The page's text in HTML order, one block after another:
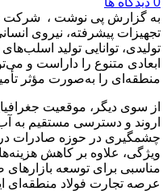
به گزارش پی نوشت ، شرکت
تجهیزات پیشرفته، نیروی
تولیدی، توانایی تولید
ابعادی متنوع را داراست و
منطقه‌ای را به‌صورت مؤثر
از سوی دیگر، موقعیت
اروند و دسترسی مستقیم به
چشمگیری در حوزه صادرات
ویژگی، علاوه بر کاهش
مناسبی برای توسعه بازارهای
عرصه تجارت فولاد منطقه‌ای